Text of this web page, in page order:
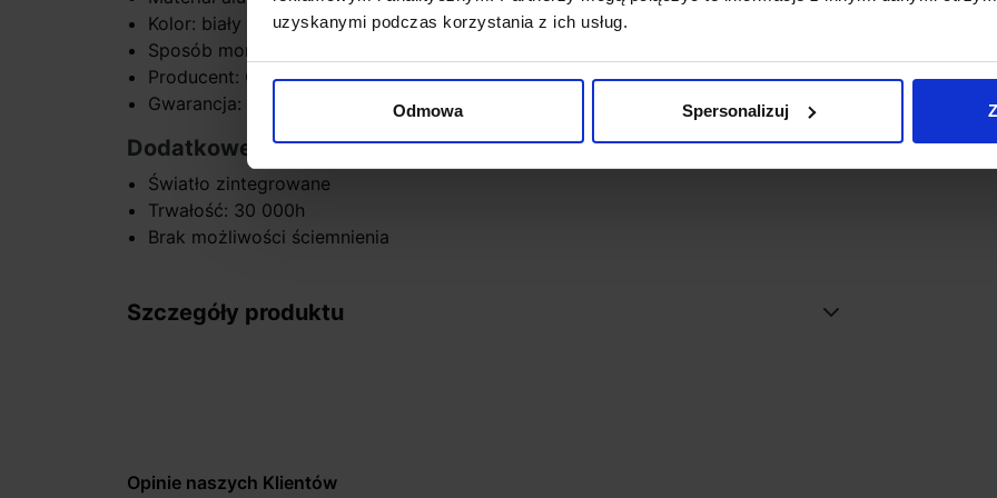
uzyskanymi podczas korzystania z ich usług.
Odmowa Spersonalizuj
Kolor: biały / czarny / biało-złoty / czarno-złoty
Sposób montażu ścianny
Producent: OXYLED
Gwarancja: 2 lata
Dodatkowe informacje:
Światło zintegrowane
Trwałość: 30 000h
Brak możliwości ściemnienia
Szczegóły produktu
Opinie naszych Klientów